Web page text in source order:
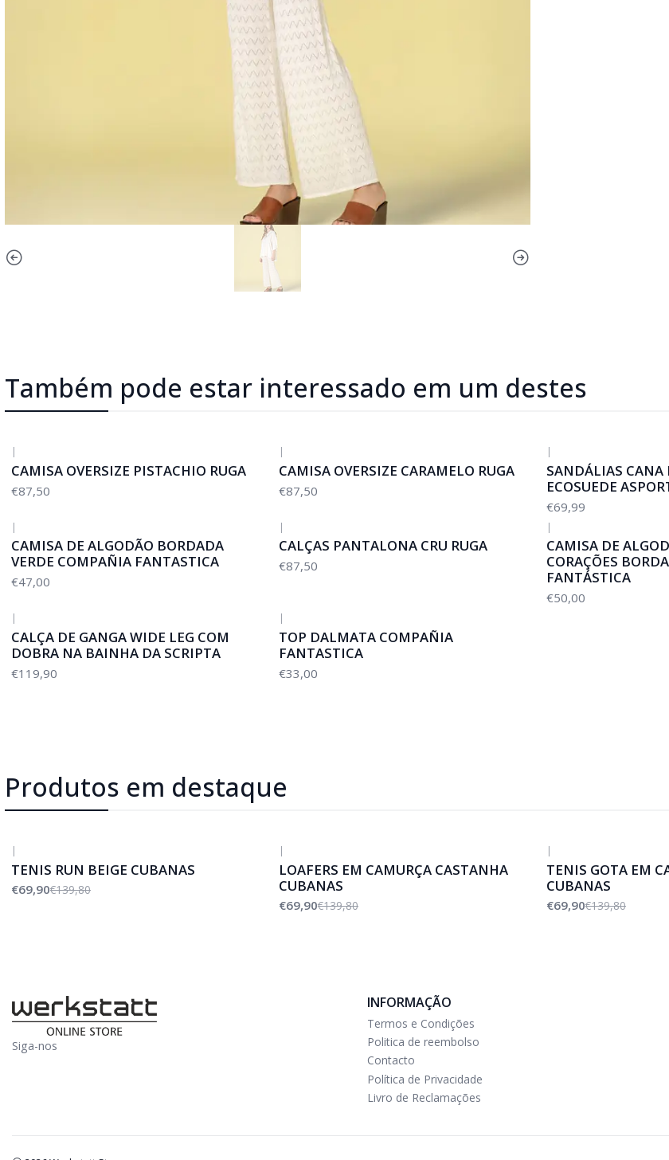
Também pode estar interessado em um destes
|
CAMISA OVERSIZE PISTACHIO RUGA
€87,50
|
CAMISA OVERSIZE CARAMELO RUGA
€87,50
|
SANDÁLIAS CANA
ECOSUEDE
€69,99
|
CAMISA DE ALGODÃO BORDADA
VERDE COMPAÑIA FANTASTICA
€47,00
|
CALÇAS PANTALONA CRU RUGA
€87,50
|
CAMISA DE
CORAÇÕES
FANTÁSTICA
€50,00
|
CALÇA DE GANGA WIDE LEG COM
DOBRA NA BAINHA DA SCRIPTA
€119,90
|
TOP DALMATA COMPAÑIA
FANTASTICA
€33,00
Produtos em destaque
|
TENIS RUN BEIGE CUBANAS
€69,90€139,80
|
LOAFERS EM CAMURÇA CASTANHA
CUBANAS
€69,90€139,80
|
TENIS GOTA EM
CUBANAS
€69,90€139,80
Siga-nos
INFORMAÇÃO
Termos e Condições
Politica de reembolso
Contacto
Política de Privacidade
Livro de Reclamações